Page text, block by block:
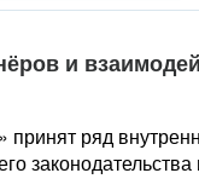
и
ряд